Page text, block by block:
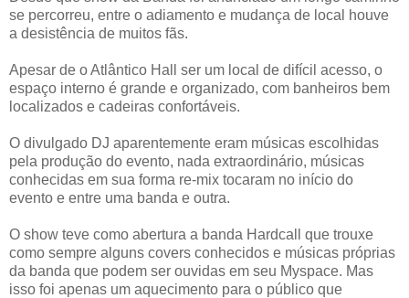
se percorreu, entre o adiamento e mudança de local houve
a desistência de muitos fãs.
Apesar de o Atlântico Hall ser um local de difícil acesso, o
espaço interno é grande e organizado, com banheiros bem
localizados e cadeiras confortáveis.
O divulgado DJ aparentemente eram músicas escolhidas
pela produção do evento, nada extraordinário, músicas
conhecidas em sua forma re-mix tocaram no início do
evento e entre uma banda e outra.
O show teve como abertura a banda Hardcall que trouxe
como sempre alguns covers conhecidos e músicas próprias
da banda que podem ser ouvidas em seu Myspace. Mas
isso foi apenas um aquecimento para o público que